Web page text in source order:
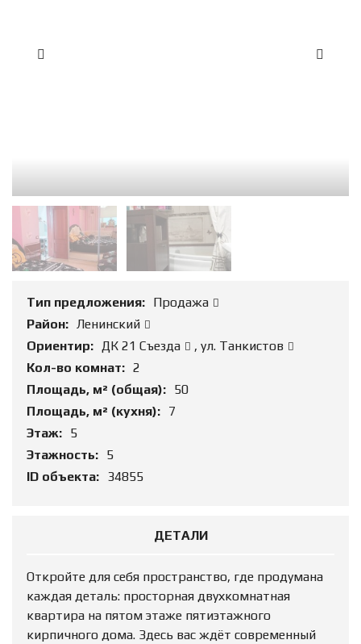
Тип предложения: Продажа
Район: Ленинский
Ориентир: ДК 21 Съезда , ул. Танкистов
Кол-во комнат: 2
Площадь, м² (общая): 50
Площадь, м² (кухня): 7
Этаж: 5
Этажность: 5
ID объекта: 34855
ДЕТАЛИ
Откройте для себя пространство, где продумана
каждая деталь: просторная двухкомнатная
квартира на пятом этаже пятиэтажного
кирпичного дома. Здесь вас ждёт современный